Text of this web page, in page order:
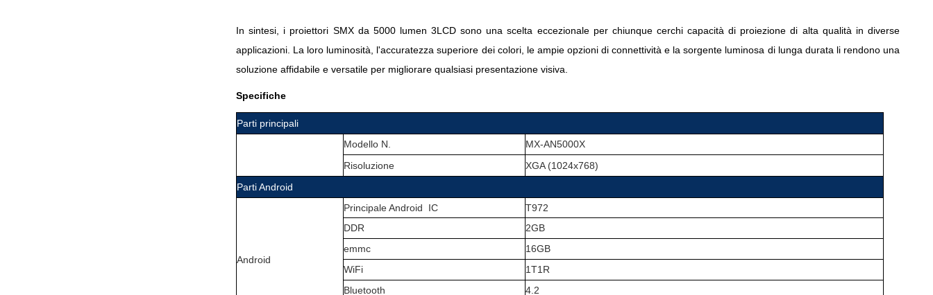
In sintesi, i proiettori SMX da 5000 lumen 3LCD sono una scelta eccezionale per chiunque cerchi capacità di proiezione di alta qualità in diverse
applicazioni. La loro luminosità, l'accuratezza superiore dei colori, le ampie opzioni di connettività e la sorgente luminosa di lunga durata li rendono una
soluzione affidabile e versatile per migliorare qualsiasi presentazione visiva.
Specifiche
Parti principali
Modello N.
MX-AN5000X
Risoluzione
XGA (1024x768)
Parti Android
Android
Principale Android IC
T972
DDR
2GB
emmc
16GB
WiFi
1T1R
Bluetooth
4.2